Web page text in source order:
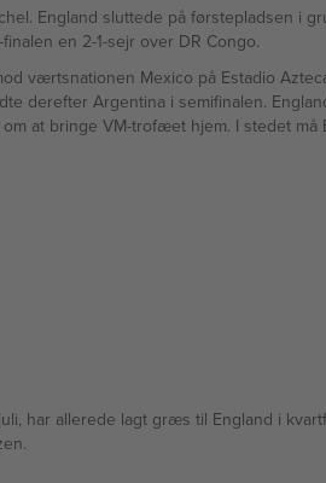
England sluttede på førstepladsen i
en 2-1-sejr over DR Congo.
værtsnationen Mexico på Estadio
derefter Argentina i semifinalen.
at bringe VM-trofæet hjem. I stedet må
har allerede lagt græs til England i